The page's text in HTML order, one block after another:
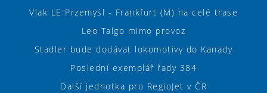
Vlak LE Przemyśl - Frankfurt (M) na celé trase
Leo Talgo mimo provoz
Stadler bude dodávat lokomotivy do Kanady
Poslední exemplář řady 384
Další jednotka pro RegioJet v ČR